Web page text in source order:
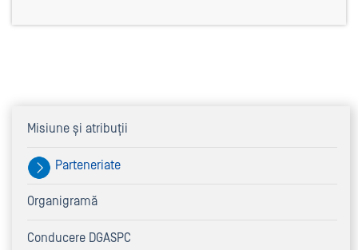
Misiune și atribuții
Parteneriate
Organigramă
Conducere DGASPC